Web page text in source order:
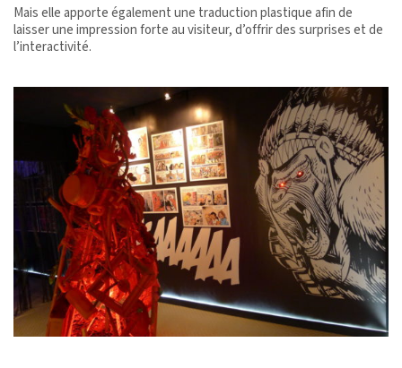
Mais elle apporte également une traduction plastique afin de
laisser une impression forte au visiteur, d’offrir des surprises et de
l’interactivité.